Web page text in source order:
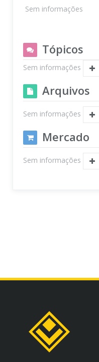
Sem informações
Tópicos
Sem informações
Arquivos
Sem informações
Mercado
Sem informações